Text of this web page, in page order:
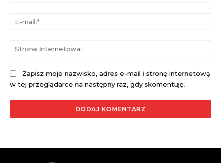
Zapisz moje nazwisko, adres e-mail i stronę internetową
w tej przeglądarce na następny raz, gdy skomentuję.